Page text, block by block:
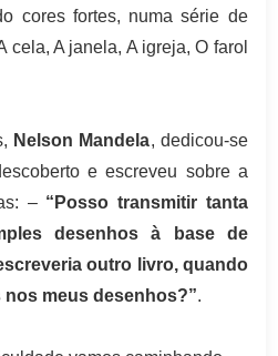
cores fortes, numa série de
cela, A janela, A igreja, O farol
Nelson Mandela, dedicou-se
e escreveu sobre a
– “Posso transmitir tanta
desenhos à base de
outro livro, quando
meus desenhos?”.